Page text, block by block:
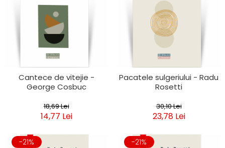
Cantece de vitejie -
George Cosbuc
18,69 Lei
14,77 Lei
Pacatele sulgeriului - Radu
Rosetti
30,10 Lei
23,78 Lei
-21% -21%